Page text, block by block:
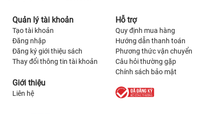
Quản lý tài khoản
Tạo tài khoản
Đăng nhập
Đăng ký giới thiệu sách
Thay đổi thông tin tài khoản
Hỗ trợ
Quy định mua hàng
Hướng dẫn thanh toán
Phương thức vận chuyển
Câu hỏi thường gặp
Chính sách bảo mật
Giới thiệu
Liên hệ